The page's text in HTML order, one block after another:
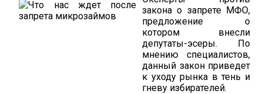
закона о запрете МФО,
предложение о
котором внесли
депутаты-эсеры. По
мнению специалистов,
данный закон приведет
к уходу рынка в тень и
гневу избирателей.